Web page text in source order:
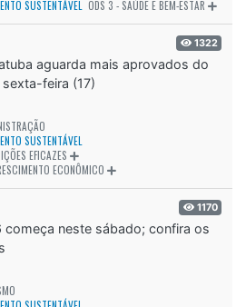
SUSTENTÁVEL ODS 3 - SAÚDE E BEM-ESTAR
1322
aguarda mais aprovados do
feira (17)
SUSTENTÁVEL
EFICAZES
ECONÔMICO
1170
neste sábado; confira os